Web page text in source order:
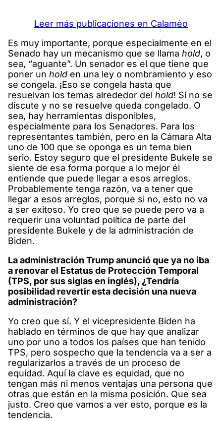
Leer más publicaciones en Calaméo
Es muy importante, porque especialmente en el
Senado hay un mecanismo que se llama hold, o
sea, “aguante”. Un senador es el que tiene que
poner un hold en una ley o nombramiento y eso
se congela. ¡Eso se congela hasta que
resuelvan los temas alrededor del hold! Sí no se
discute y no se resuelve queda congelado. O
sea, hay herramientas disponibles,
especialmente para los Senadores. Para los
representantes también, pero en la Cámara Alta
uno de 100 que se oponga es un tema bien
serio. Estoy seguro que el presidente Bukele se
siente de esa forma porque a lo mejor él
entiende que puede llegar a esos arreglos.
Probablemente tenga razón, va a tener que
llegar a esos arreglos, porque si no, esto no va
a ser exitoso. Yo creo que se puede pero va a
requerir una voluntad política de parte del
presidente Bukele y de la administración de
Biden.
La administración Trump anunció que ya no iba
a renovar el Estatus de Protección Temporal
(TPS, por sus siglas en inglés), ¿Tendría
posibilidad revertir esta decisión una nueva
administración?
Yo creo que sí. Y el vicepresidente Biden ha
hablado en términos de que hay que analizar
uno por uno a todos los países que han tenido
TPS, pero sospecho que la tendencia va a ser a
regularizarlos a través de un proceso de
equidad. Aquí la clave es equidad, que no
tengan más ni menos ventajas una persona que
otras que están en la misma posición. Que sea
justo. Creo que vamos a ver esto, porque es la
tendencia.